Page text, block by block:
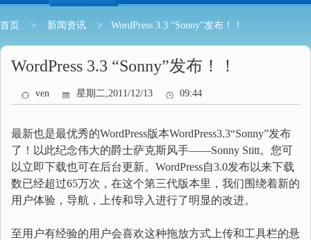
首页 > 新闻资讯 > WordPress 3.3 “Sonny”发布！！
WordPress 3.3 “Sonny”发布！！
ven 星期二,2011/12/13 09:44
最新也是最优秀的WordPress版本WordPress3.3“Sonny”发布
了！以此纪念伟大的爵士萨克斯风手——Sonny Stitt。您可
以立即下载也可在后台更新。WordPress自3.0发布以来下载
数已经超过65万次，在这个第三代版本里，我们围绕着新的
用户体验，导航，上传和导入进行了明显的改进。
至用户有经验的用户会喜欢这种拖放方式上传和工具栏的悬